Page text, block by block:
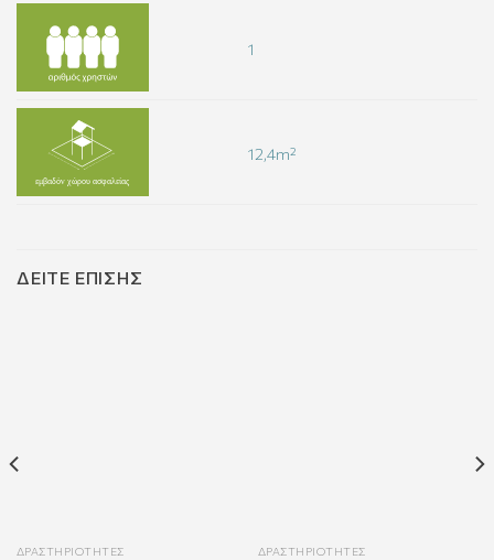
1
12,4m²
ΔΕΊΤΕ ΕΠΊΣΗΣ
ΔΡΑΣΤΗΡΙΌΤΗΤΕΣ ΔΡΑΣΤΗΡΙΌΤΗΤΕΣ